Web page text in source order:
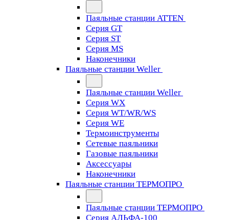
Паяльные станции ATTEN
Серия GT
Серия ST
Серия MS
Наконечники
Паяльные станции Weller
Паяльные станции Weller
Серия WX
Серия WT/WR/WS
Серия WE
Термоинструменты
Сетевые паяльники
Газовые паяльники
Аксессуары
Наконечники
Паяльные станции ТЕРМОПРО
Паяльные станции ТЕРМОПРО
Серия АЛЬФА-100